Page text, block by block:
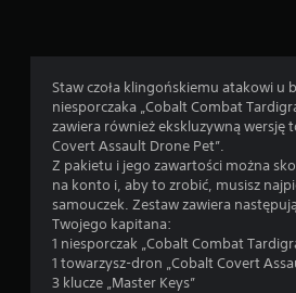
Staw czoła klingońskiemu atakowi u
niesporczaka „Cobalt Combat
zawiera również ekskluzywną wersję
Covert Assault Drone Pet”.
Z pakietu i jego zawartości można
na konto i, aby to zrobić, musisz
samouczek. Zestaw zawiera
Twojego kapitana:
1 niesporczak „Cobalt Combat
1 towarzysz-dron „Cobalt Covert
3 klucze „Master Keys”